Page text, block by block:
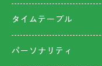
タイムテーブル
パーソナリティ